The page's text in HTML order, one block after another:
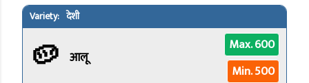
देशी
🥔 आलू
Max. 600
Min. 500